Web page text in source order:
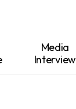
Media
Interview